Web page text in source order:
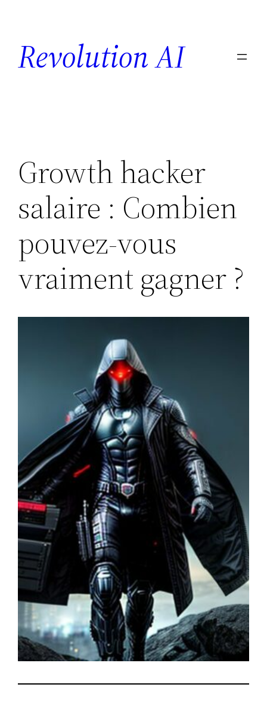
Revolution AI
Growth hacker
salaire : Combien
pouvez-vous
vraiment gagner ?